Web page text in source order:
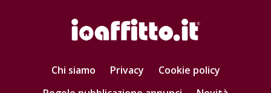
Chi siamo Privacy
Cookie policy